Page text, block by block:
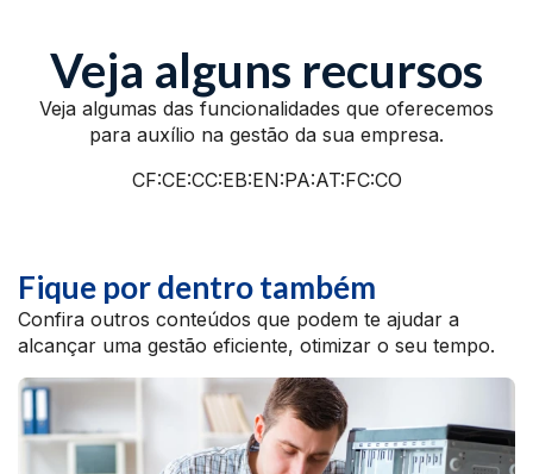
Veja alguns recursos
Veja algumas das funcionalidades que oferecemos
para auxílio na gestão da sua empresa.
CF:CE:CC:EB:EN:PA:AT:FC:CO
Fique por dentro também
Confira outros conteúdos que podem te ajudar a
alcançar uma gestão eficiente, otimizar o seu tempo.